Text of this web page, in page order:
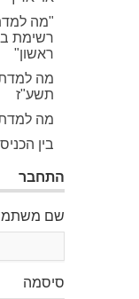
רשימת
ראשון"
מה
תשע"ז
מה למדת
בין
התחבר
שם משתמש
סיסמה